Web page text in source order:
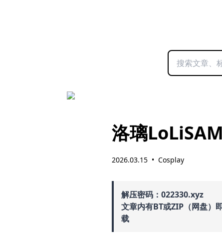
洛璃
2026.03.15 • Cosplay
解压密码：022330.xyz
文章内有BT或ZIP（网盘）
载